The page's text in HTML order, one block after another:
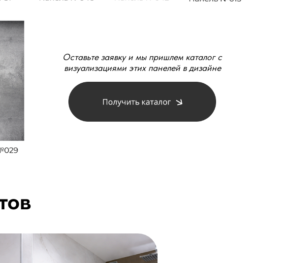
Оставьте заявку и мы пришлем каталог с
визуализациями этих панелей в дизайне